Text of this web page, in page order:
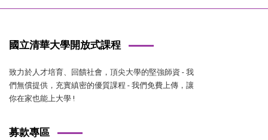
國立清華大學開放式課程
致力於人才培育、回饋社會，頂尖大學的堅強師資 - 我
們無償提供，充實縝密的優質課程 - 我們免費上傳，讓
你在家也能上大學 !
募款專區